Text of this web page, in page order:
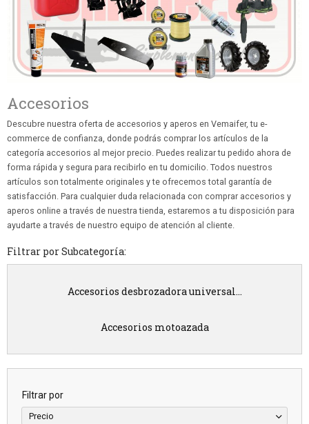
Accesorios
Descubre nuestra oferta de accesorios y aperos en Vemaifer, tu e-
commerce de confianza, donde podrás comprar los artículos de la
categoría accesorios al mejor precio. Puedes realizar tu pedido ahora de
forma rápida y segura para recibirlo en tu domicilio. Todos nuestros
artículos son totalmente originales y te ofrecemos total garantía de
satisfacción. Para cualquier duda relacionada con comprar accesorios y
aperos online a través de nuestra tienda, estaremos a tu disposición para
ayudarte a través de nuestro equipo de atención al cliente.
Filtrar por Subcategoría:
Accesorios desbrozadora universal...
Accesorios motoazada
Filtrar por
Precio